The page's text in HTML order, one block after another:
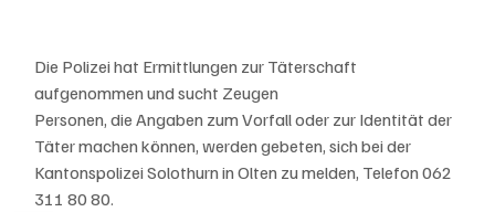
Die Polizei hat Ermittlungen zur Täterschaft
aufgenommen und sucht Zeugen
Personen, die Angaben zum Vorfall oder zur Identität der
Täter machen können, werden gebeten, sich bei der
Kantonspolizei Solothurn in Olten zu melden, Telefon 062
311 80 80.